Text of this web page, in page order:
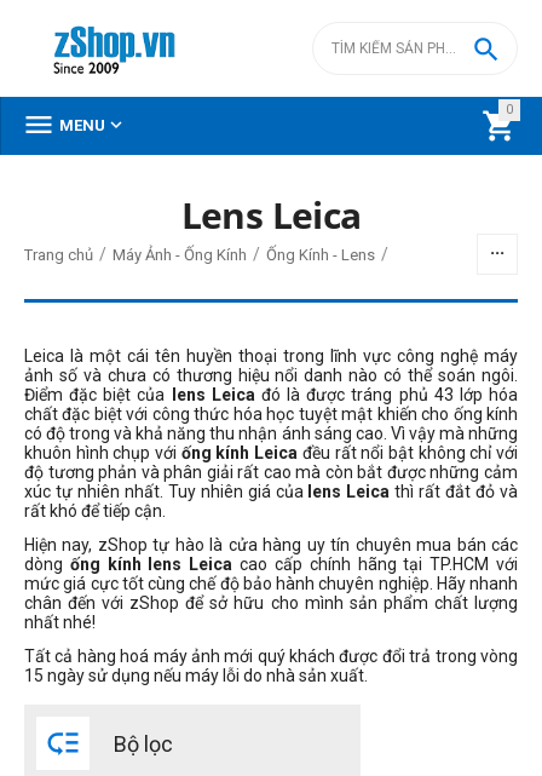
0


 MENU 
20990000 đ 20990000 đ
Loại ngàm lens
MFT
Thể loại lens
Standard Lens
Micro Four Thirds
Lens Leica
Trang chủ / Máy Ảnh - Ống Kính / Ống Kính - Lens /
Leica là một cái tên huyền thoại trong lĩnh vực công nghệ máy
ảnh số và chưa có thương hiệu nổi danh nào có thể soán ngôi.
Điểm đặc biệt của
lens Leica đó là được tráng phủ 43 lớp hóa
chất đặc biệt với công thức hóa học tuyệt mật khiến cho ống kính
có độ trong và khả năng thu nhận ánh sáng cao. Vì vậy mà những
khuôn hình chụp với ống kính Leica đều rất nổi bật không chỉ với
độ tương phản và phân giải rất cao mà còn bắt được những cảm
xúc tự nhiên nhất. Tuy nhiên giá của lens Leica thì rất đắt đỏ và
rất khó để tiếp cận.
Hiện nay, zShop tự hào là cửa hàng uy tín chuyên mua bán các
dòng ống kính lens Leica cao cấp chính hãng tại TP.HCM với
mức giá cực tốt cùng chế độ bảo hành chuyên nghiệp. Hãy nhanh
chân đến với zShop để sở hữu cho mình sản phẩm chất lượng
nhất nhé!
Tất cả hàng hoá máy ảnh mới quý khách được đổi trả trong vòng
15 ngày sử dụng nếu máy lỗi do nhà sản xuất.
 Bộ lọc